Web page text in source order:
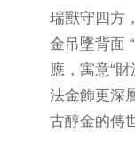
瑞獸守四方
金吊墜背面
應，寓意“
法金飾更深
古醇金的傳